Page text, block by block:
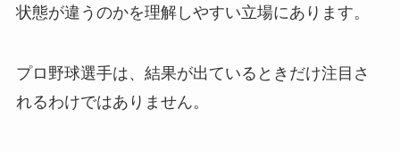
状態が違うのかを理解しやすい立場にあります。
プロ野球選手は、結果が出ているときだけ注目さ
れるわけではありません。